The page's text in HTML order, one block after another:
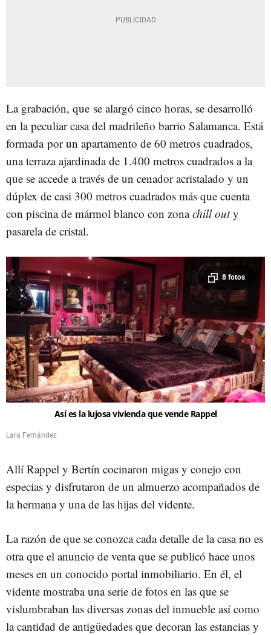
La grabación, que se alargó cinco horas, se desarrolló
en la peculiar casa del madrileño barrio Salamanca. Está
formada por un apartamento de 60 metros cuadrados,
una terraza ajardinada de 1.400 metros cuadrados a la
que se accede a través de un cenador acristalado y un
dúplex de casi 300 metros cuadrados más que cuenta
con piscina de mármol blanco con zonachill outy
pasarela de cristal.
8 fotos
Así es la lujosa vivienda que vende Rappel
Lara Fernández
Allí Rappel y Bertín cocinaron migas y conejo con
especias y disfrutaron de un almuerzo acompañados de
la hermana y una de las hijas del vidente.
La razón de que se conozca cada detalle de la casa no es
otra que el anuncio de venta que se publicó hace unos
meses en un conocido portal inmobiliario. En él, el
vidente mostraba una serie de fotos en las que se
vislumbraban las diversas zonas del inmueble así como
la cantidad de antigüedades que decoran las estancias y